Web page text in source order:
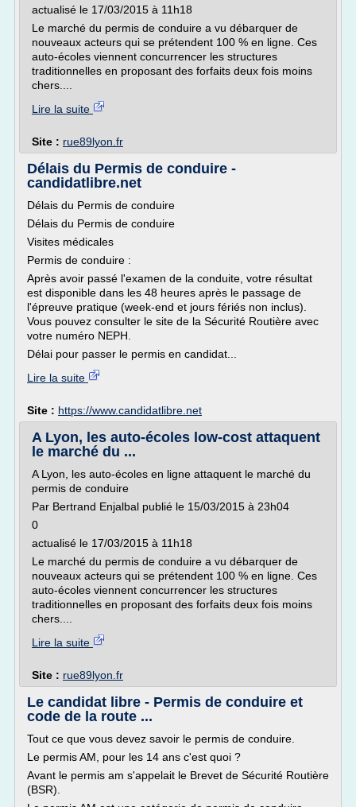
actualisé le 17/03/2015 à 11h18
Le marché du permis de conduire a vu débarquer de
nouveaux acteurs qui se prétendent 100 % en ligne. Ces
auto-écoles viennent concurrencer les structures
traditionnelles en proposant des forfaits deux fois moins
chers....
Lire la suite
Site : rue89lyon.fr
Délais du Permis de conduire -
candidatlibre.net
Délais du Permis de conduire
Délais du Permis de conduire
Visites médicales
Permis de conduire :
Après avoir passé l'examen de la conduite, votre résultat
est disponible dans les 48 heures après le passage de
l'épreuve pratique (week-end et jours fériés non inclus).
Vous pouvez consulter le site de la Sécurité Routière avec
votre numéro NEPH.
Délai pour passer le permis en candidat...
Lire la suite
Site : https://www.candidatlibre.net
A Lyon, les auto-écoles low-cost attaquent
le marché du ...
A Lyon, les auto-écoles en ligne attaquent le marché du
permis de conduire
Par Bertrand Enjalbal publié le 15/03/2015 à 23h04
0
actualisé le 17/03/2015 à 11h18
Le marché du permis de conduire a vu débarquer de
nouveaux acteurs qui se prétendent 100 % en ligne. Ces
auto-écoles viennent concurrencer les structures
traditionnelles en proposant des forfaits deux fois moins
chers....
Lire la suite
Site : rue89lyon.fr
Le candidat libre - Permis de conduire et
code de la route ...
Tout ce que vous devez savoir le permis de conduire.
Le permis AM, pour les 14 ans c'est quoi ?
Avant le permis am s'appelait le Brevet de Sécurité Routière
(BSR).